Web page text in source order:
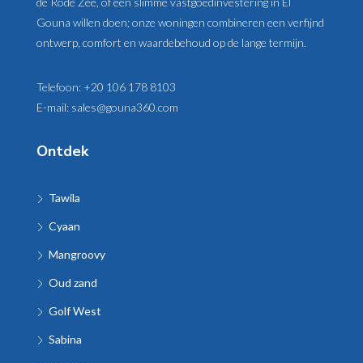
Gouna willen doen; onze woningen combineren een verfijnd
ontwerp, comfort en waardebehoud op de lange termijn.
Telefoon: +20 106 178 8103
E-mail: sales@gouna360.com
Ontdek
Tawila
Cyaan
Mangroovy
Oud zand
Golf West
Sabina